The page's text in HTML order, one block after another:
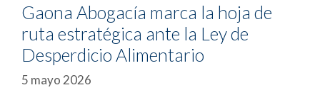
Gaona Abogacía marca la hoja de
ruta estratégica ante la Ley de
Desperdicio Alimentario
5 mayo 2026